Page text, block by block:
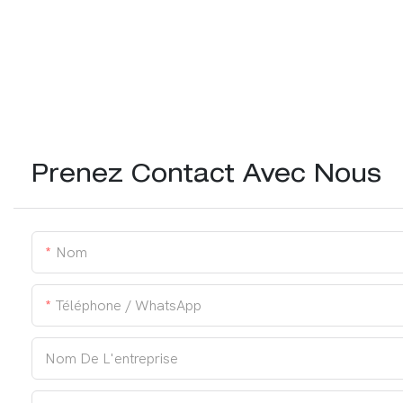
Prenez Contact Avec Nous
Nom
Téléphone / WhatsApp
Nom De L'entreprise